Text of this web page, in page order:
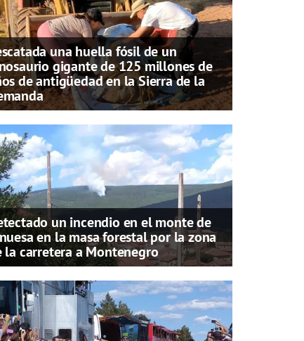
una huella fósil de un
gigante de 125 millones de
de antigüedad en la Sierra de la
un incendio en el monte de
en la masa forestal por la zona
la carretera a Montenegro